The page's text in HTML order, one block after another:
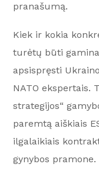
pranašumą.
Kiek ir kokia
turėtų būti
apsispręsti
NATO ekspertais.
strategijos“
paremtą aiškiais
ilgalaikiais
gynybos pramone.